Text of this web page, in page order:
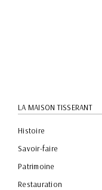
LA MAISON TISSERANT
Histoire
Savoir-faire
Patrimoine
Restauration